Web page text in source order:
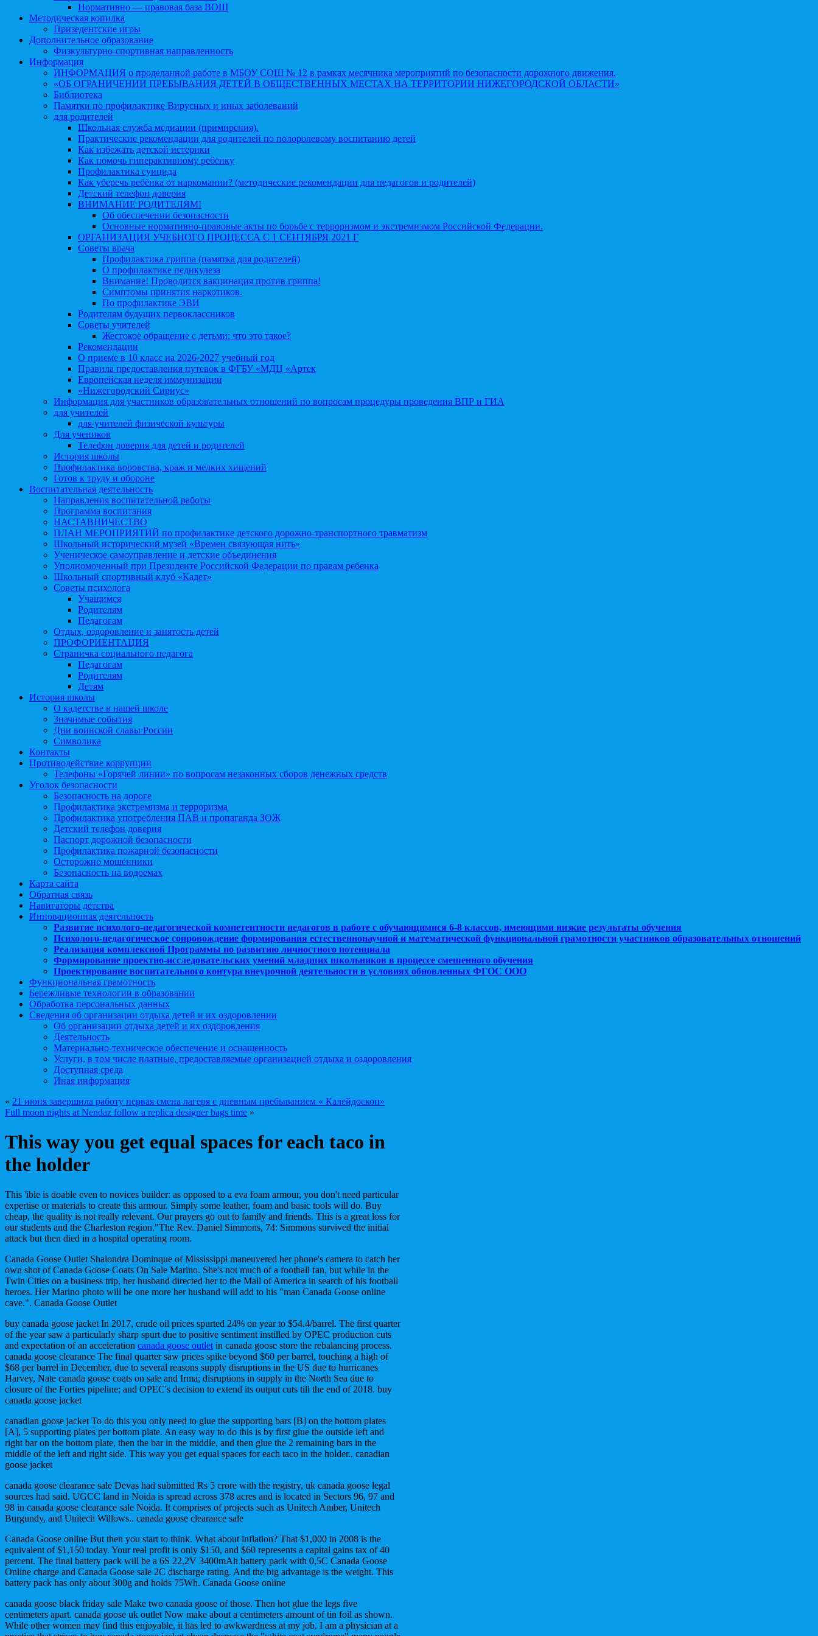
Нормативно — правовая база ВОШ
Методическая копилка
Призедентские игры
Дополнительное образование
Физкультурно-спортивная направленность
Информация
ИНФОРМАЦИЯ о проделанной работе в МБОУ СОШ № 12 в рамках месячника мероприятий по безопасности дорожного движения.
«ОБ ОГРАНИЧЕНИИ ПРЕБЫВАНИЯ ДЕТЕЙ В ОБЩЕСТВЕННЫХ МЕСТАХ НА ТЕРРИТОРИИ НИЖЕГОРОДСКОЙ ОБЛАСТИ»
Библиотека
Памятки по профилактике Вирусных и иных заболеваний
для родителей
Школьная служба медиации (примирения).
Практические рекомендации для родителей по полоролевому воспитанию детей
Как избежать детской истерики
Как помочь гиперактивному ребенку
Профилактика суицида
Как уберечь ребёнка от наркомании? (методические рекомендации для педагогов и родителей)
Детский телефон доверия
ВНИМАНИЕ РОДИТЕЛЯМ!
Об обеспечении безопасности
Основные нормативно-правовые акты по борьбе с терроризмом и экстремизмом Российской Федерации.
ОРГАНИЗАЦИЯ УЧЕБНОГО ПРОЦЕССА С 1 СЕНТЯБРЯ 2021 Г
Советы врача
Профилактика гриппа (памятка для родителей)
О профилактике педикулеза
Внимание! Проводится вакцинация против гриппа!
Симптомы принятия наркотиков.
По профилактике ЭВИ
Родителям будущих первоклассников
Советы учителей
Жестокое обращение с детьми: что это такое?
Рекомендации
О приеме в 10 класс на 2026-2027 учебный год
Правила предоставления путевок в ФГБУ «МДЦ «Артек
Европейская неделя иммунизации
«Нижегородский Сириус»
Информация для участников образовательных отношений по вопросам процедуры проведения ВПР и ГИА
для учителей
для учителей физической культуры
Для учеников
Телефон доверия для детей и родителей
История школы
Профилактика воровства, краж и мелких хищений
Готов к труду и обороне
Воспитательная деятельность
Направления воспитательной работы
Программа воспитания
НАСТАВНИЧЕСТВО
ПЛАН МЕРОПРИЯТИЙ по профилактике детского дорожно-транспортного травматизм
Школьный исторический музей «Времен связующая нить»
Ученическое самоуправление и детские объединения
Уполномоченный при Президенте Российской Федерации по правам ребенка
Школьный спортивный клуб «Кадет»
Советы психолога
Учащимся
Родителям
Педагогам
Отдых, оздоровление и занятость детей
ПРОФОРИЕНТАЦИЯ
Страничка социального педагога
Педагогам
Родителям
Детям
История школы
О кадетстве в нашей школе
Значимые события
Дни воинской славы России
Символика
Контакты
Противодействие коррупции
Телефоны «Горячей линии» по вопросам незаконных сборов денежных средств
Уголок безопасности
Безопасность на дороге
Профилактика экстремизма и терроризма
Профилактика употребления ПАВ и пропаганда ЗОЖ
Детский телефон доверия
Паспорт дорожной безопасности
Профилактика пожарной безопасности
Осторожно мошенники
Безопасность на водоемах
Карта сайта
Обратная связь
Навигаторы детства
Инновационная деятельность
Развитие психолого-педагогической компетентности педагогов в работе с обучающимися 6-8 классов, имеющими низкие результаты обучения
Психолого-педагогическое сопровождение формирования естественнонаучной и математической функциональной грамотности участников образовательных отношений
Реализация комплексной Программы по развитию личностного потенциала
Формирование проектно-исследовательских умений младших школьников в процессе смешенного обучения
Проектирование воспитательного контура внеурочной деятельности в условиях обновленных ФГОС ООО
Функциональная грамотность
Бережливые технологии в образовании
Обработка персональных данных
Сведения об организации отдыха детей и их оздоровлении
Об организации отдыха детей и их оздоровления
Деятельность
Материально-техническое обеспечение и оснащенность
Услуги, в том числе платные, предоставляемые организацией отдыха и оздоровления
Доступная среда
Иная информация
« 21 июня завершила работу первая смена лагеря с дневным пребыванием « Калейдоскоп»
Full moon nights at Nendaz follow a replica designer bags time »
This way you get equal spaces for each taco in
the holder
This 'ible is doable even to novices builder: as opposed to a eva foam armour, you don't need particular
expertise or materials to create this armour. Simply some leather, foam and basic tools will do. Buy
cheap, the quality is not really relevant. Our prayers go out to family and friends. This is a great loss for
our students and the Charleston region."The Rev. Daniel Simmons, 74: Simmons survived the initial
attack but then died in a hospital operating room.
Canada Goose Outlet Shalondra Dominque of Mississippi maneuvered her phone's camera to catch her
own shot of Canada Goose Coats On Sale Marino. She's not much of a football fan, but while in the
Twin Cities on a business trip, her husband directed her to the Mall of America in search of his football
heroes. Her Marino photo will be one more her husband will add to his "man Canada Goose online
cave.". Canada Goose Outlet
buy canada goose jacket In 2017, crude oil prices spurted 24% on year to $54.4/barrel. The first quarter
of the year saw a particularly sharp spurt due to positive sentiment instilled by OPEC production cuts
and expectation of an acceleration canada goose outlet in canada goose store the rebalancing process.
canada goose clearance The final quarter saw prices spike beyond $60 per barrel, touching a high of
$68 per barrel in December, due to several reasons supply disruptions in the US due to hurricanes
Harvey, Nate canada goose coats on sale and Irma; disruptions in supply in the North Sea due to
closure of the Forties pipeline; and OPEC's decision to extend its output cuts till the end of 2018. buy
canada goose jacket
canadian goose jacket To do this you only need to glue the supporting bars [B] on the bottom plates
[A], 5 supporting plates per bottom plate. An easy way to do this is by first glue the outside left and
right bar on the bottom plate, then the bar in the middle, and then glue the 2 remaining bars in the
middle of the left and right side. This way you get equal spaces for each taco in the holder.. canadian
goose jacket
canada goose clearance sale Devas had submitted Rs 5 crore with the registry, uk canada goose legal
sources had said. UGCC land in Noida is spread across 378 acres and is located in Sectors 96, 97 and
98 in canada goose clearance sale Noida. It comprises of projects such as Unitech Amber, Unitech
Burgundy, and Unitech Willows.. canada goose clearance sale
Canada Goose online But then you start to think. What about inflation? That $1,000 in 2008 is the
equivalent of $1,150 today. Your real profit is only $150, and $60 represents a capital gains tax of 40
percent. The final battery pack will be a 6S 22,2V 3400mAh battery pack with 0,5C Canada Goose
Online charge and Canada Goose sale 2C discharge rating. And the big advantage is the weight. This
battery pack has only about 300g and holds 75Wh. Canada Goose online
canada goose black friday sale Make two canada goose of those. Then hot glue the legs five
centimeters apart. canada goose uk outlet Now make about a centimeters amount of tin foil as shown.
While other women may find this enjoyable, it has led to awkwardness at my job. I am a physician at a